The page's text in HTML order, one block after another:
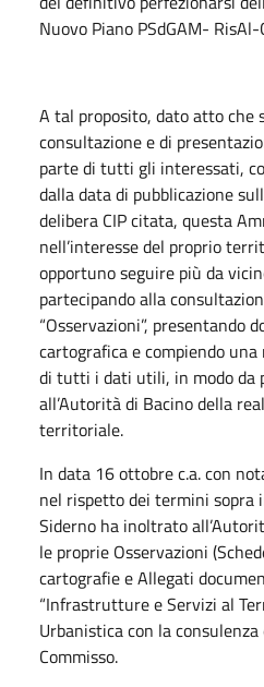
Nuovo Piano PSdGAM-
A tal proposito, dato atto che
consultazione e di
parte di tutti gli interessati,
dalla data di pubblicazione
delibera CIP citata, questa
nell’interesse del proprio
opportuno seguire più da
partecipando alla
“Osservazioni”, presentando
cartografica e compiendo
di tutti i dati utili, in modo da
all’Autorità di Bacino della
territoriale.
In data 16 ottobre c.a. con
nel rispetto dei termini sopra
Siderno ha inoltrato
le proprie Osservazioni
cartografie e Allegati
“Infrastrutture e Servizi al
Urbanistica con la consulenza
Commisso.